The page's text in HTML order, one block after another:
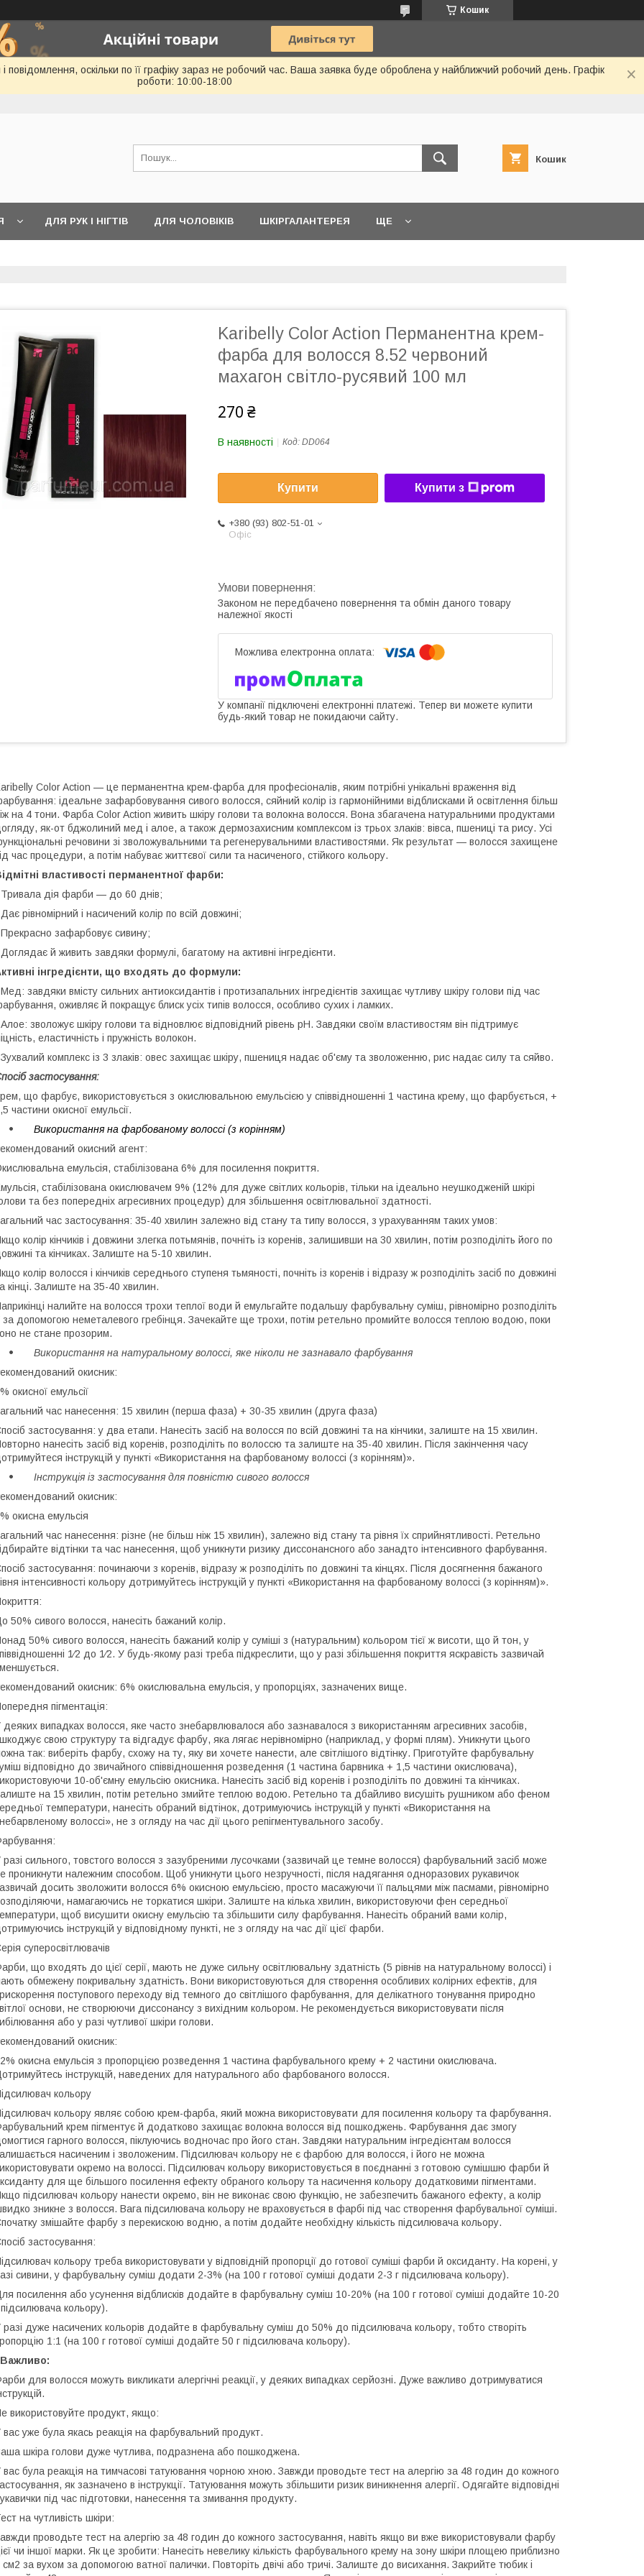
Кошик
оскільки по її графіку зараз не робочий час. Ваша заявка буде оброблена у найближчий робочий день. Графік
роботи: 10:00-18:00
Кошик
ДЛЯ РУК І НІГТІВ ДЛЯ ЧОЛОВІКІВ ШКІРГАЛАНТЕРЕЯ ЩЕ
Karibelly Color Action Перманентна крем-
фарба для волосся 8.52 червоний
махагон свiтло-русявий 100 мл
270 ₴
В наявності Код: DD064
Купити Купити з
+380 (93) 802-51-01
Офіс
Законом не передбачено повернення та обмін даного товару
належної якості
У компанії підключені електронні платежі. Тепер ви можете купити
будь-який товар не покидаючи сайту.
Color Action — це перманентна крем-фарба для професіоналів, яким потрібні унікальні враження від
ідеальне зафарбовування сивого волосся, сяйний колір із гармонійними відблисками й освітлення більш
на 4 тони. Фарба Color Action живить шкіру голови та волокна волосся. Вона збагачена натуральними продуктами
як-от бджолиний мед і алое, а також дермозахисним комплексом із трьох злаків: вівса, пшениці та рису. Усі
речовини зі зволожувальними та регенерувальними властивостями. Як результат — волосся захищене
час процедури, а потім набуває життєвої сили та насиченого, стійкого кольору.
властивості перманентної фарби:
Тривала дія фарби — до 60 днів;
Дає рівномірний і насичений колір по всій довжині;
Прекрасно зафарбовує сивину;
Доглядає й живить завдяки формулі, багатому на активні інгредієнти.
інгредієнти, що входять до формули:
Мед: завдяки вмісту сильних антиоксидантів і протизапальних інгредієнтів захищає чутливу шкіру голови під час
оживляє й покращує блиск усіх типів волосся, особливо сухих і ламких.
Алое: зволожує шкіру голови та відновлює відповідний рівень pH. Завдяки своїм властивостям він підтримує
еластичність і пружність волокон.
Зухвалий комплекс із 3 злаків: овес захищає шкіру, пшениця надає об'єму та зволоженню, рис надає силу та сяйво.
застосування:
що фарбує, використовується з окислювальною емульсією у співвідношенні 1 частина крему, що фарбується, +
частини окисної емульсії.
Використання на фарбованому волоссі (з корінням)
окисний агент:
емульсія, стабілізована 6% для посилення покриття.
стабілізована окислювачем 9% (12% для дуже світлих кольорів, тільки на ідеально неушкодженій шкірі
та без попередніх агресивних процедур) для збільшення освітлювальної здатності.
час застосування: 35-40 хвилин залежно від стану та типу волосся, з урахуванням таких умов:
колір кінчиків і довжини злегка потьмянів, почніть із коренів, залишивши на 30 хвилин, потім розподіліть його по
та кінчиках. Залиште на 5-10 хвилин.
колір волосся і кінчиків середнього ступеня тьмяності, почніть із коренів і відразу ж розподіліть засіб по довжині
кінці. Залиште на 35-40 хвилин.
налийте на волосся трохи теплої води й емульгайте подальшу фарбувальну суміш, рівномірно розподіліть
за допомогою неметалевого гребінця. Зачекайте ще трохи, потім ретельно промийте волосся теплою водою, поки
не стане прозорим.
Використання на натуральному волоссі, яке ніколи не зазнавало фарбування
окисник:
окисної емульсії
час нанесення: 15 хвилин (перша фаза) + 30-35 хвилин (друга фаза)
застосування: у два етапи. Нанесіть засіб на волосся по всій довжині та на кінчики, залиште на 15 хвилин.
нанесіть засіб від коренів, розподіліть по волоссю та залиште на 35-40 хвилин. Після закінчення часу
інструкцій у пункті «Використання на фарбованому волоссі (з корінням)».
Інструкція із застосування для повністю сивого волосся
окисник:
окисна емульсія
час нанесення: різне (не більш ніж 15 хвилин), залежно від стану та рівня їх сприйнятливості. Ретельно
відтінки та час нанесення, щоб уникнути ризику диссонансного або занадто інтенсивного фарбування.
застосування: починаючи з коренів, відразу ж розподіліть по довжині та кінцях. Після досягнення бажаного
інтенсивності кольору дотримуйтесь інструкцій у пункті «Використання на фарбованому волоссі (з корінням)».
50% сивого волосся, нанесіть бажаний колір.
50% сивого волосся, нанесіть бажаний колір у суміші з (натуральним) кольором тієї ж висоти, що й тон, у
1⁄2 до 1⁄2. У будь-якому разі треба підкреслити, що у разі збільшення покриття яскравість зазвичай
окисник: 6% окислювальна емульсія, у пропорціях, зазначених вище.
пігментація:
деяких випадках волосся, яке часто знебарвлювалося або зазнавалося з використанням агресивних засобів,
свою структуру та відгадує фарбу, яка лягає нерівномірно (наприклад, у формі плям). Уникнути цього
так: виберіть фарбу, схожу на ту, яку ви хочете нанести, але світлішого відтінку. Приготуйте фарбувальну
відповідно до звичайного співвідношення розведення (1 частина барвника + 1,5 частини окислювача),
10-об'ємну емульсію окисника. Нанесіть засіб від коренів і розподіліть по довжині та кінчиках.
на 15 хвилин, потім ретельно змийте теплою водою. Ретельно та дбайливо висушіть рушником або феном
температури, нанесіть обраний відтінок, дотримуючись інструкцій у пункті «Використання на
волоссі», не з огляду на час дії цього репігментувального засобу.
разі сильного, товстого волосся з зазубреними лусочками (зазвичай це темне волосся) фарбувальний засіб може
проникнути належним способом. Щоб уникнути цього незручності, після надягання одноразових рукавичок
досить зволожити волосся 6% окисною емульсією, просто масажуючи її пальцями між пасмами, рівномірно
намагаючись не торкатися шкіри. Залиште на кілька хвилин, використовуючи фен середньої
щоб висушити окисну емульсію та збільшити силу фарбування. Нанесіть обраний вами колір,
інструкцій у відповідному пункті, не з огляду на час дії цієї фарби.
суперосвітлювачів
що входять до цієї серії, мають не дуже сильну освітлювальну здатність (5 рівнів на натуральному волоссі) і
обмежену покривальну здатність. Вони використовуються для створення особливих колірних ефектів, для
поступового переходу від темного до світлішого фарбування, для делікатного тонування природно
основи, не створюючи диссонансу з вихідним кольором. Не рекомендується використовувати після
або у разі чутливої шкіри голови.
окисник:
окисна емульсія з пропорцією розведення 1 частина фарбувального крему + 2 частини окислювача.
інструкцій, наведених для натурального або фарбованого волосся.
кольору
кольору являє собою крем-фарба, який можна використовувати для посилення кольору та фарбування.
крем пігментує й додатково захищає волокна волосся від пошкоджень. Фарбування дає змогу
гарного волосся, піклуючись водночас про його стан. Завдяки натуральним інгредієнтам волосся
насиченим і зволоженим. Підсилювач кольору не є фарбою для волосся, і його не можна
окремо на волоссі. Підсилювач кольору використовується в поєднанні з готовою сумішшю фарби й
для ще більшого посилення ефекту обраного кольору та насичення кольору додатковими пігментами.
підсилювач кольору нанести окремо, він не виконає свою функцію, не забезпечить бажаного ефекту, а колір
зникне з волосся. Вага підсилювача кольору не враховується в фарбі під час створення фарбувальної суміші.
змішайте фарбу з перекискою водню, а потім додайте необхідну кількість підсилювача кольору.
застосування:
кольору треба використовувати у відповідній пропорції до готової суміші фарби й оксиданту. На корені, у
сивини, у фарбувальну суміш додати 2-3% (на 100 г готової суміші додати 2-3 г підсилювача кольору).
посилення або усунення відблисків додайте в фарбувальну суміш 10-20% (на 100 г готової суміші додайте 10-20
підсилювача кольору).
разі дуже насичених кольорів додайте в фарбувальну суміш до 50% до підсилювача кольору, тобто створіть
1:1 (на 100 г готової суміші додайте 50 г підсилювача кольору).
для волосся можуть викликати алергічні реакції, у деяких випадках серйозні. Дуже важливо дотримуватися
використовуйте продукт, якщо:
вас уже була якась реакція на фарбувальний продукт.
шкіра голови дуже чутлива, подразнена або пошкоджена.
вас була реакція на тимчасові татуювання чорною хною. Завжди проводьте тест на алергію за 48 годин до кожного
як зазначено в інструкції. Татуювання можуть збільшити ризик виникнення алергії. Одягайте відповідні
під час підготовки, нанесення та змивання продукту.
на чутливість шкіри:
проводьте тест на алергію за 48 годин до кожного застосування, навіть якщо ви вже використовували фарбу
чи іншої марки. Як це зробити: Нанесіть невелику кількість фарбувального крему на зону шкіри площею приблизно
см2 за вухом за допомогою ватної палички. Повторіть двічі або тричі. Залиште до висихання. Закрийте тюбик і